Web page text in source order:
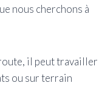
nous cherchons à
il peut travailler
ou sur terrain